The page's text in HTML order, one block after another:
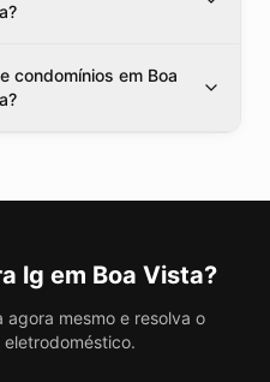
condomínios em Boa
lg em Boa Vista?
mesmo e resolva o